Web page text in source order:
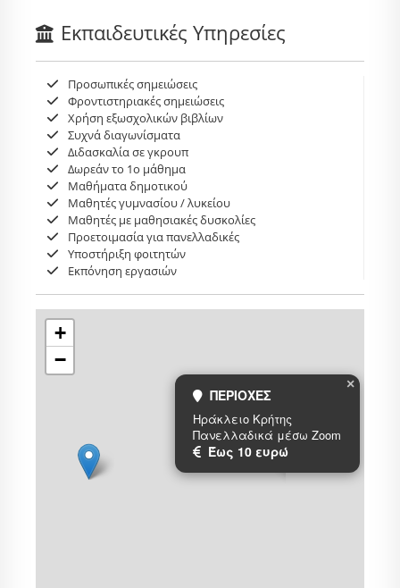
Εκπαιδευτικές Υπηρεσίες
Προσωπικές σημειώσεις
Φροντιστηριακές σημειώσεις
Χρήση εξωσχολικών βιβλίων
Συχνά διαγωνίσματα
Διδασκαλία σε γκρουπ
Δωρεάν το 1ο μάθημα
Μαθήματα δημοτικού
Μαθητές γυμνασίου / λυκείου
Μαθητές με μαθησιακές δυσκολίες
Προετοιμασία για πανελλαδικές
Υποστήριξη φοιτητών
Εκπόνηση εργασιών
ΠΕΡΙΟΧΕΣ
Ηράκλειο Κρήτης
Πανελλαδικά μέσω Zoom
Έως 10 ευρώ
×
+
−